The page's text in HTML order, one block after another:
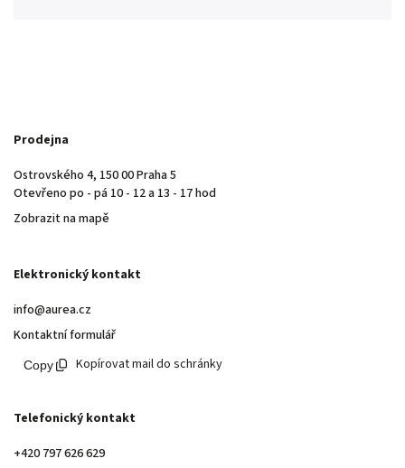
Prodejna
Ostrovského 4, 150 00 Praha 5
Otevřeno po - pá 10 - 12 a 13 - 17 hod
Zobrazit na mapě
Elektronický kontakt
info@aurea.cz
Kontaktní formulář
Kopírovat mail do schránky
Telefonický kontakt
+420 797 626 629